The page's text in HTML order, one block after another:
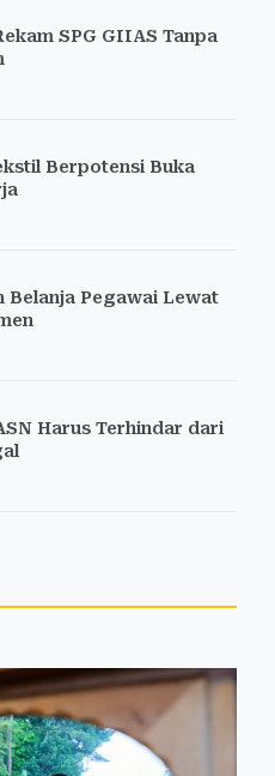
SPG GIIAS Tanpa
Berpotensi Buka
Belanja Pegawai Lewat
Harus Terhindar dari